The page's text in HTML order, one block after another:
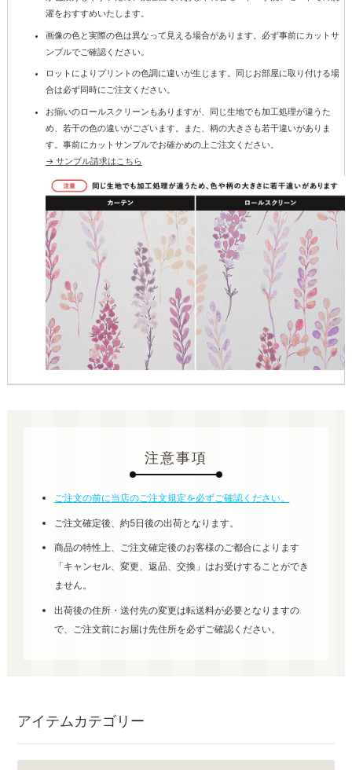
濯をおすすめいたします。
画像の色と実際の色は異なって見える場合があります。必ず事前にカットサ
ンプルでご確認ください。
ロットによりプリントの色調に違いが生じます。同じお部屋に取り付ける場
合は必ず同時にご注文ください。
お揃いのロールスクリーンもありますが、同じ生地でも加工処理が違うた
め、若干の色の違いがございます。また、柄の大きさも若干違いがありま
す。事前にカットサンプルでお確かめの上ご注文ください。
→ サンプル請求はこちら
注意事項
ご注文の前に当店のご注文規定を必ずご確認ください。
ご注文確定後、約5日後の出荷となります。
商品の特性上、ご注文確定後のお客様のご都合によります
「キャンセル、変更、返品、交換」はお受けすることができ
ません。
出荷後の住所・送付先の変更は転送料が必要となりますの
で、ご注文前にお届け先住所を必ずご確認ください。
アイテムカテゴリー